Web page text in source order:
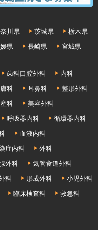
川県 茨城県
栃木県
県 長崎県
宮城県
歯科口腔外科
内科
科 耳鼻科
整形外科
産科
美容外科
呼吸器内科
循環器内科
血液内科
症内科
外科
外科
気管食道外科
科 形成外科
小児外科
臨床検査科
救急科